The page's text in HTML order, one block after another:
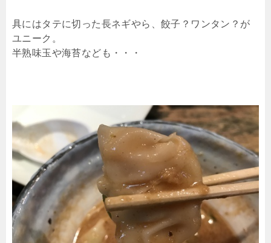
具にはタテに切った長ネギやら、餃子？ワンタン？が
ユニーク。
半熟味玉や海苔なども・・・